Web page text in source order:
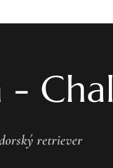
-
retriever